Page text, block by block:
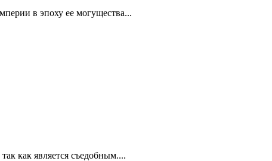
в эпоху ее могущества...
как является съедобным....